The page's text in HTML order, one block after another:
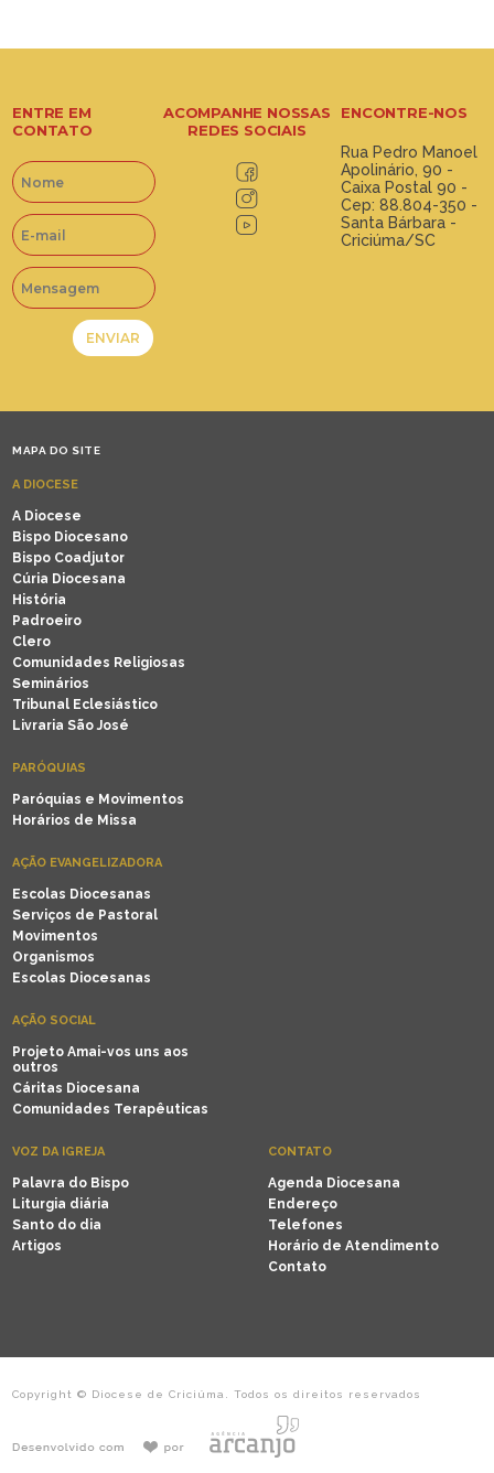
ENTRE EM
CONTATO
ACOMPANHE NOSSAS
REDES SOCIAIS
ENCONTRE-NOS
Rua Pedro Manoel
Apolinário, 90 -
Caixa Postal 90 -
Cep: 88.804-350 -
Santa Bárbara -
Criciúma/SC
MAPA DO SITE
A DIOCESE
A Diocese
Bispo Diocesano
Bispo Coadjutor
Cúria Diocesana
História
Padroeiro
Clero
Comunidades Religiosas
Seminários
Tribunal Eclesiástico
Livraria São José
PARÓQUIAS
Paróquias e Movimentos
Horários de Missa
AÇÃO EVANGELIZADORA
Escolas Diocesanas
Serviços de Pastoral
Movimentos
Organismos
Escolas Diocesanas
AÇÃO SOCIAL
Projeto Amai-vos uns aos
outros
Cáritas Diocesana
Comunidades Terapêuticas
VOZ DA IGREJA
Palavra do Bispo
Liturgia diária
Santo do dia
Artigos
CONTATO
Agenda Diocesana
Endereço
Telefones
Horário de Atendimento
Contato
Copyright © Diocese de Criciúma. Todos os direitos reservados